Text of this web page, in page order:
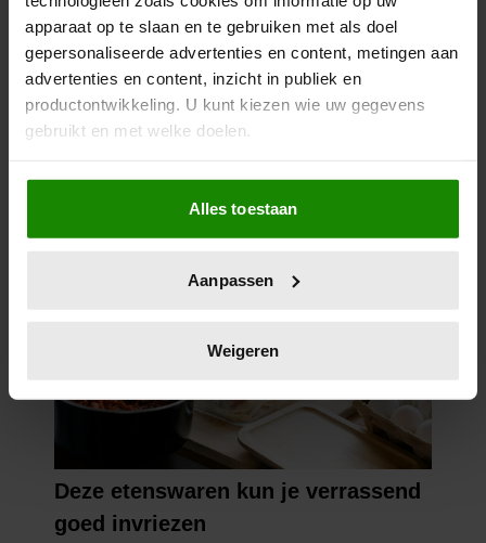
apparaat op te slaan en te gebruiken met als doel
gepersonaliseerde advertenties en content, metingen aan
advertenties en content, inzicht in publiek en
productontwikkeling. U kunt kiezen wie uw gegevens
gebruikt en met welke doelen.
Als u het toestaat, willen we ook graag:
Informatie verzamelen over uw geografische
locatie, die tot een paar meter nauwkeurig kan zijn
scannen op specifieke eigenschappen (fingerprinting)
verwerkt en stel uw voorkeuren in het
intrekken in de Cookieverklaring.
We gebruiken cookies om content en advertenties te
en om ons websiteverkeer te analyseren. Ook delen we
informatie over uw gebruik van onze site met onze
Alles toestaan
Aanpassen
Weigeren